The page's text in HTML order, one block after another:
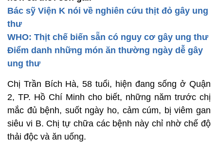
Bác sỹ Viện K nói về nghiên cứu thịt đỏ gây ung
thư
WHO: Thịt chế biến sẵn có nguy cơ gây ung thư
Điểm danh những món ăn thường ngày dễ gây
ung thư
Chị Trần Bích Hà, 58 tuổi, hiện đang sống ở Quận
2, TP. Hồ Chí Minh cho biết, những năm trước chị
mắc đủ bệnh, suốt ngày ho, cảm cúm, bị viêm gan
siêu vi B. Chị tự chữa các bệnh này chỉ nhờ chế độ
thải độc và ăn uống.